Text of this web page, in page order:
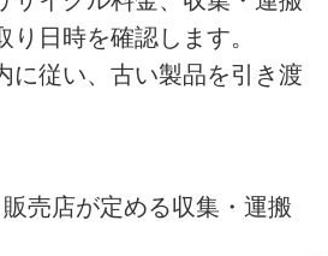
り日時を確認します。
に従い、古い製品を引き渡
売店が定める収集・運搬